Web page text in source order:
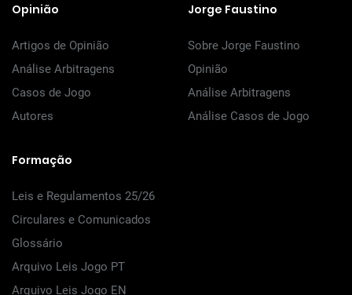
Opinião
Artigos de Opinião
Análise Arbitragens
Casos de Jogo
Autores
Jorge Faustino
Sobre Jorge Faustino
Opinião
Análise Arbitragens
Análise Casos de Jogo
Formação
Leis e Regulamentos 25/26
Circulares e Comunicados
Glossário
Arquivo Leis Jogo PT
Arquivo Leis Jogo EN